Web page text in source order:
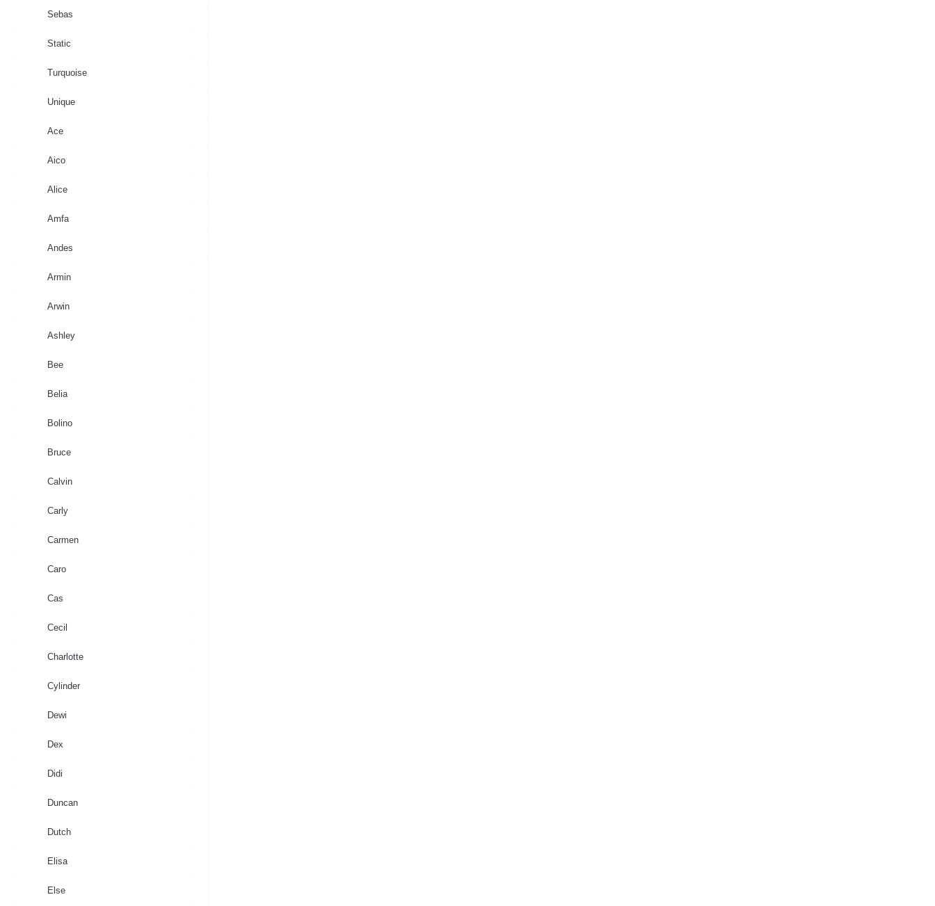
Sebas
Static
Turquoise
Unique
Ace
Aico
Alice
Amfa
Andes
Armin
Arwin
Ashley
Bee
Belia
Bolino
Bruce
Calvin
Carly
Carmen
Caro
Cas
Cecil
Charlotte
Cylinder
Dewi
Dex
Didi
Duncan
Dutch
Elisa
Else